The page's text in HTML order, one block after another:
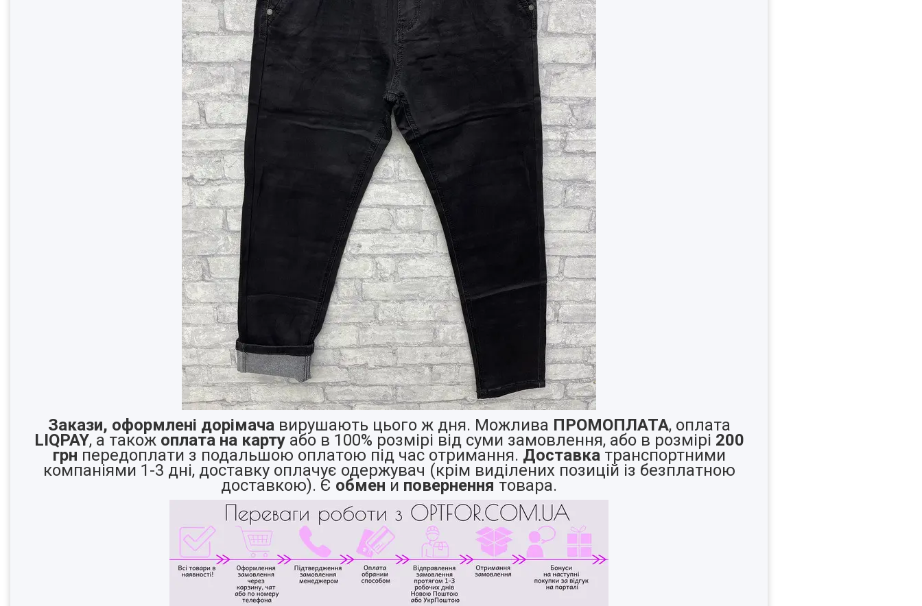
Закази, оформлені дорімачавирушають цього ж дня. Можлива ПРОМОПЛАТА, оплата
LIQPAY, а також оплата на картуабо в 100% розмірі від суми замовлення, або в розмірі 200
грн передоплати з подальшою оплатою під час отримання. Доставкатранспортними
компаніями 1-3 дні, доставку оплачує одержувач (крім виділених позицій із безплатною
доставкою). Є обмен и повернення товара.